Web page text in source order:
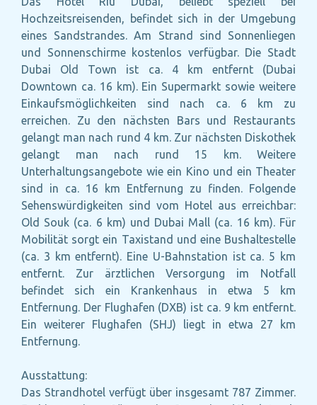
Hochzeitsreisenden, befindet sich in der Umgebung
eines Sandstrandes. Am Strand sind Sonnenliegen
und Sonnenschirme kostenlos verfügbar. Die Stadt
Dubai Old Town ist ca. 4 km entfernt (Dubai
Downtown ca. 16 km). Ein Supermarkt sowie weitere
Einkaufsmöglichkeiten sind nach ca. 6 km zu
erreichen. Zu den nächsten Bars und Restaurants
gelangt man nach rund 4 km. Zur nächsten Diskothek
gelangt man nach rund 15 km. Weitere
Unterhaltungsangebote wie ein Kino und ein Theater
sind in ca. 16 km Entfernung zu finden. Folgende
Sehenswürdigkeiten sind vom Hotel aus erreichbar:
Old Souk (ca. 6 km) und Dubai Mall (ca. 16 km). Für
Mobilität sorgt ein Taxistand und eine Bushaltestelle
(ca. 3 km entfernt). Eine U-Bahnstation ist ca. 5 km
entfernt. Zur ärztlichen Versorgung im Notfall
befindet sich ein Krankenhaus in etwa 5 km
Entfernung. Der Flughafen (DXB) ist ca. 9 km entfernt.
Ein weiterer Flughafen (SHJ) liegt in etwa 27 km
Entfernung.
Ausstattung:
Das Strandhotel verfügt über insgesamt 787 Zimmer.